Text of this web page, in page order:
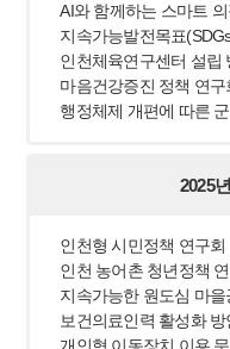
AI와 함께하는 스마트
지속가능발전목표
인천체육연구센터 설립
마음건강증진 정책 연구
행정체제 개편에 따른
2025
인천형 시민정책 연구회
인천 농어촌 청년정책
지속가능한 원도심 마
보건의료인력 활성화 방